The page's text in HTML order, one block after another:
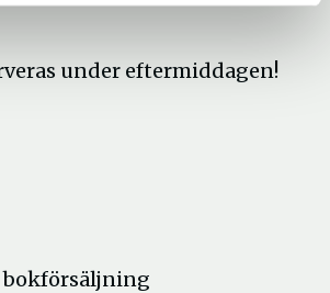
under eftermiddagen!
bokförsäljning